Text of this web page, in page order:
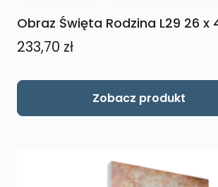
Obraz Święta Rodzina L29 26 x
233,70 zł
Zobacz produkt